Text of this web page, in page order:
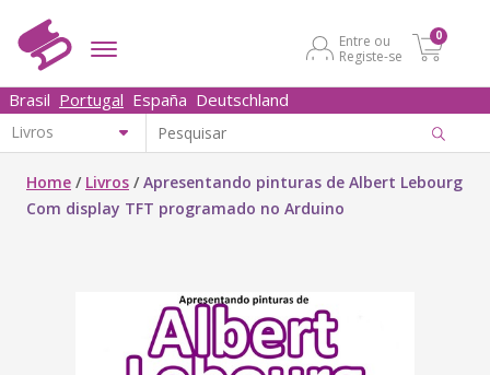
Entre ou
Registe-se
0
Brasil Portugal España Deutschland
Home / Livros /Apresentando pinturas de Albert Lebourg
Com display TFT programado no Arduino